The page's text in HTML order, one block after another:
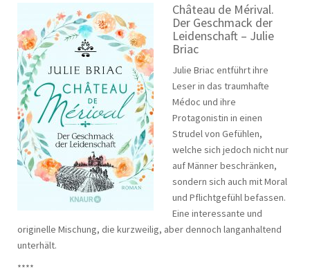
Château de Mérival.
Der Geschmack der
Leidenschaft – Julie
Briac
Julie Briac entführt ihre
Leser in das traumhafte
Médoc und ihre
Protagonistin in einen
Strudel von Gefühlen,
welche sich jedoch nicht nur
auf Männer beschränken,
sondern sich auch mit Moral
und Pflichtgefühl befassen.
Eine interessante und
originelle Mischung, die kurzweilig, aber dennoch langanhaltend
unterhält.